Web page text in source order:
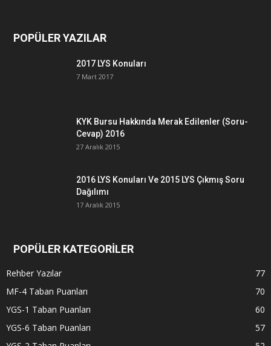
POPÜLER YAZILAR
2017 LYS Konuları
7 Mart 2017
KYK Bursu Hakkında Merak Edilenler (Soru-
Cevap) 2016
27 Aralık 2015
2016 LYS Konuları Ve 2015 LYS Çıkmış Soru
Dağılımı
17 Aralık 2015
POPÜLER KATEGORİLER
Rehber Yazılar
77
MF-4 Taban Puanları
70
YGS-1 Taban Puanları
60
YGS-6 Taban Puanları
57